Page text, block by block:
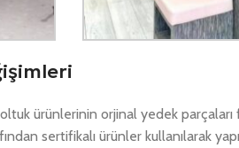
ürünlerinin orjinal yedek
sertifikalı ürünler kullanılarak